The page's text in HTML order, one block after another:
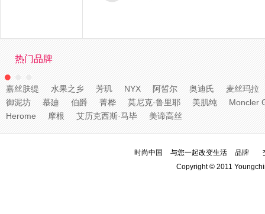
热门品牌
嘉丝肤缇 水果之乡 芳玑 NYX 阿皙尔 奥迪氏
麦丝玛拉
御泥坊
慕廸 伯爵 菁桦 莫尼克·鲁里耶 美肌纯
Moncler
Herome
摩根 艾历克西斯·马毕 美谛高丝
时尚中国 与您一起改变生活 品牌
Copyright © 2011